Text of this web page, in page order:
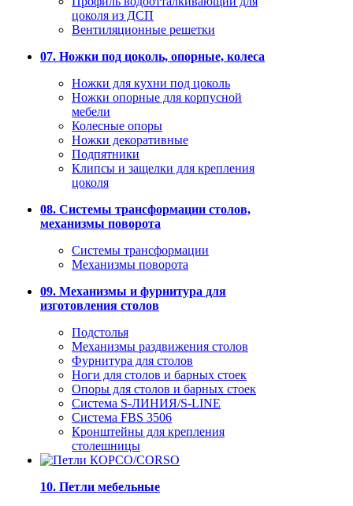
цоколя из ДСП
Вентиляционные решетки
07. Ножки под цоколь, опорные, колеса
Ножки для кухни под цоколь
Ножки опорные для корпусной
мебели
Колесные опоры
Ножки декоративные
Подпятники
Клипсы и защелки для крепления
цоколя
08. Системы трансформации столов,
механизмы поворота
Системы трансформации
Механизмы поворота
09. Механизмы и фурнитура для
изготовления столов
Подстолья
Механизмы раздвижения столов
Фурнитура для столов
Ноги для столов и барных стоек
Опоры для столов и барных стоек
Система S-ЛИНИЯ/S-LINE
Система FBS 3506
Кронштейны для крепления
столешницы
10. Петли мебельные